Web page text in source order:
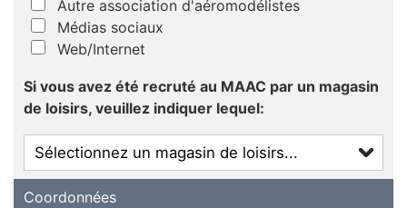
Autre association d'aéromodélistes
Médias sociaux
Web/Internet
Si vous avez été recruté au MAAC par un magasin
de loisirs, veuillez indiquer lequel:
Coordonnées